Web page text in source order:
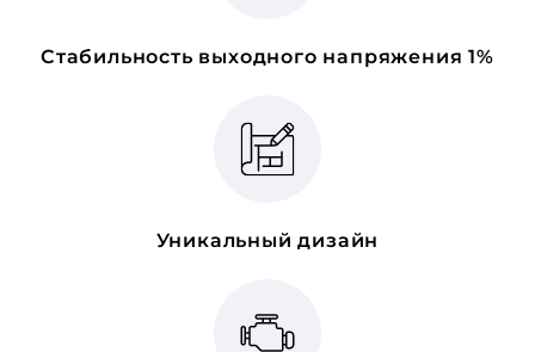
Стабильность выходного напряжения 1%
Уникальный дизайн